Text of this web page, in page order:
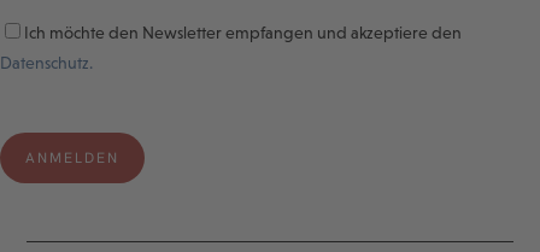
Ich möchte den Newsletter empfangen und akzeptiere den
Datenschutz.